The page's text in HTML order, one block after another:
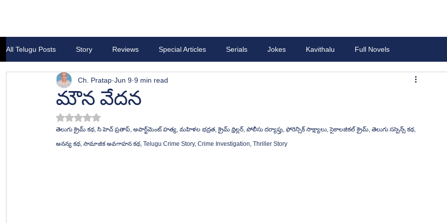
All Telugu Posts Story Reviews Special Articles Serials Jokes Kavithalu Full Novels
మౌన వేదన
Ch. Pratap Jun 9 9 min read
Rated NaN out of 5 stars.
తెలుగు క్రైమ్ కథ, సి హెచ్ ప్రతాప్, అపార్ట్‌మెంట్ హత్య, మహిళల భద్రత, క్రైమ్ థ్రిల్లర్, పోలీసు దర్యాప్తు, ఫోరెన్సిక్ సాక్ష్యాలు, సైకాలజికల్ క్రైమ్, తెలుగు సస్పెన్స్ కథ,
అనన్య కథ, సామాజిక అవగాహన కథ, Telugu Crime Story, Crime Investigation, Thriller Story